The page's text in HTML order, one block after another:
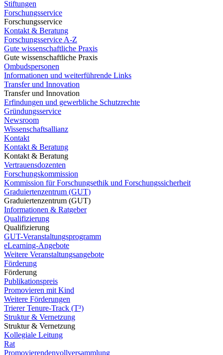
Stiftungen
Forschungsservice
Forschungsservice
Kontakt & Beratung
Forschungsservice A-Z
Gute wissenschaftliche Praxis
Gute wissenschaftliche Praxis
Ombudspersonen
Informationen und weiterführende Links
Transfer und Innovation
Transfer und Innovation
Erfindungen und gewerbliche Schutzrechte
Gründungsservice
Newsroom
Wissenschaftsallianz
Kontakt
Kontakt & Beratung
Kontakt & Beratung
Vertrauensdozenten
Forschungskommission
Kommission für Forschungsethik und Forschungssicherheit
Graduiertenzentrum (GUT)
Graduiertenzentrum (GUT)
Informationen & Ratgeber
Qualifizierung
Qualifizierung
GUT-Veranstaltungsprogramm
eLearning-Angebote
Weitere Veranstaltungsangebote
Förderung
Förderung
Publikationspreis
Promovieren mit Kind
Weitere Förderungen
Trierer Tenure-Track (T³)
Struktur & Vernetzung
Struktur & Vernetzung
Kollegiale Leitung
Rat
Promovierendenvollversammlung